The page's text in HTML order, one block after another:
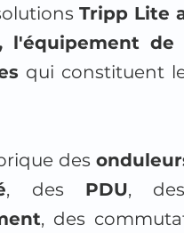
Tripp Lite
l'équipement
qui constituent
des
, des PDU,
, des